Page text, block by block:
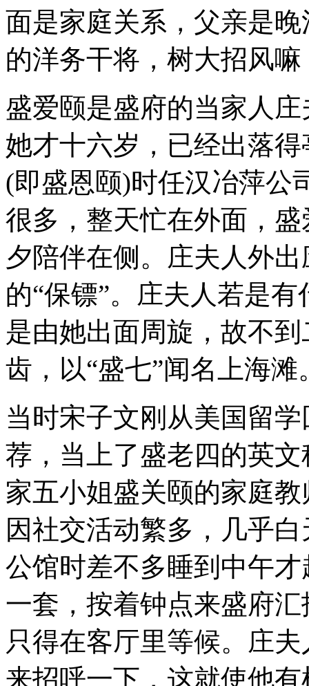
面是家庭关系，父亲是
的洋务干将，树大招风
盛爱颐是盛府的当家人
她才十六岁，已经出落
(即盛恩颐)时任汉冶萍公
很多，整天忙在外面，
夕陪伴在侧。庄夫人外
的“保镖”。庄夫人若是
是由她出面周旋，故不
齿，以“盛七”闻名上海滩
当时宋子文刚从美国留
荐，当上了盛老四的英
家五小姐盛关颐的家庭
因社交活动繁多，几乎
公馆时差不多睡到中午
一套，按着钟点来盛府
只得在客厅里等候。庄
来招呼一下，这就使他